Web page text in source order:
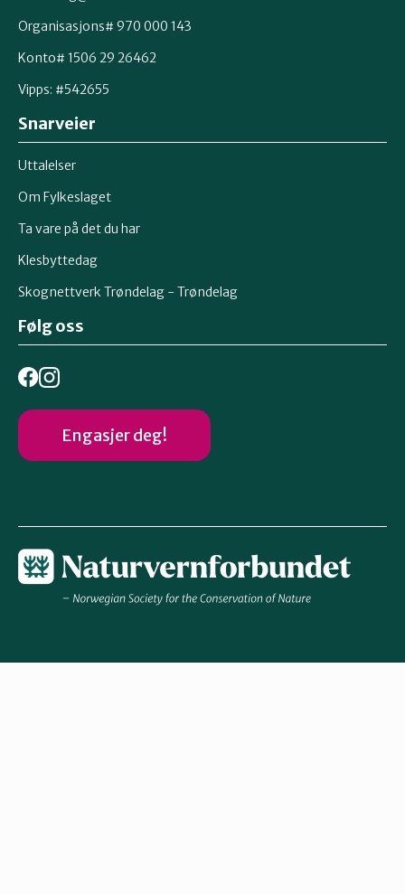
Organisasjons# 970 000 143
Konto# 1506 29 26462
Vipps: #542655
Snarveier
Uttalelser
Om Fylkeslaget
Ta vare på det du har
Klesbyttedag
Skognettverk Trøndelag - Trøndelag
Følg oss
Engasjer deg!